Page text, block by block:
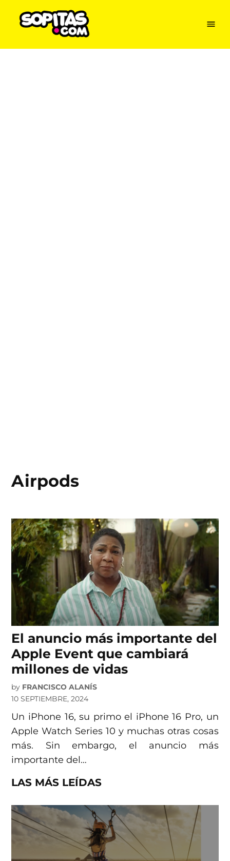
Skip
Menu
Airpods
El anuncio más importante del
Apple Event que cambiará
millones de vidas
by FRANCISCO ALANÍS
10 SEPTIEMBRE, 2024
Un iPhone 16, su primo el iPhone 16 Pro, un
Apple Watch Series 10 y muchas otras cosas
más. Sin embargo, el anuncio más
importante del…
LAS MÁS LEÍDAS